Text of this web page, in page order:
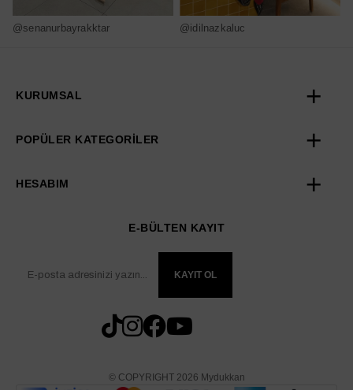
@senanurbayrakktar @idilnazkaluc
KURUMSAL
POPÜLER KATEGORİLER
HESABIM
E-BÜLTEN KAYIT
KAYIT OL
© COPYRIGHT 2026 Mydukkan